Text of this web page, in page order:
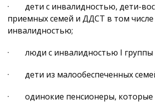
· дети с инвалидностью, дети-
приемных семей и ДДСТ в том числе
инвалидностью;
· люди с инвалидностью I группы
· дети из малообеспеченных
· одинокие пенсионеры, которые